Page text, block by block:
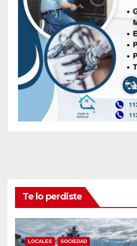
Te lo perdiste
LOCALES SOCIEDAD